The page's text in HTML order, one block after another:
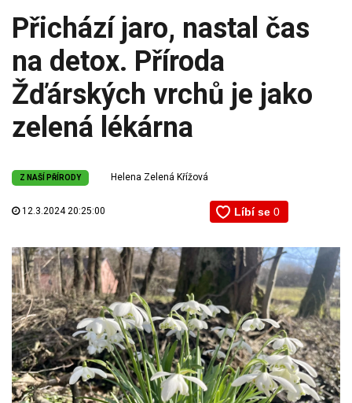
Přichází jaro, nastal čas
na detox. Příroda
Žďárských vrchů je jako
zelená lékárna
Z NAŠÍ PŘÍRODY Helena Zelená Křížová
12.3.2024 20:25:00